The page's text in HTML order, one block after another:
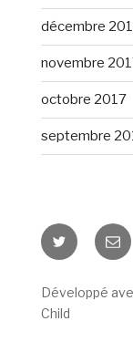
décembre
novembre
octobre 2017
septembre
Twitter E-
mail
Développé
Child